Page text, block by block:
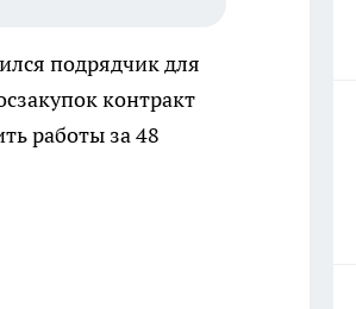
подрядчик для
контракт
работы за 48